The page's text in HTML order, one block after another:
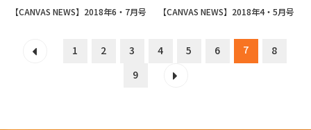
【CANVAS NEWS】2018年6・7月号 【CANVAS NEWS】2018年4・5月号
1 2 3 4 5 6 7
8
9